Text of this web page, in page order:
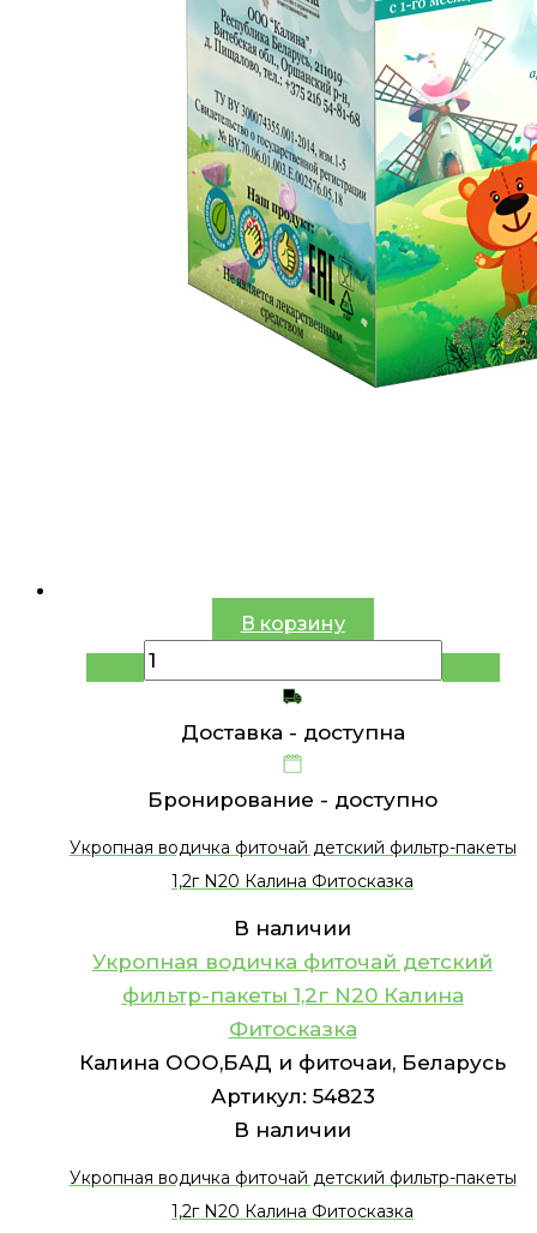
В корзину
Доставка - доступна
Бронирование - доступно
Укропная водичка фиточай детский фильтр-пакеты
1,2г N20 Калина Фитосказка
В наличии
Укропная водичка фиточай детский
фильтр-пакеты 1,2г N20 Калина
Фитосказка
Калина ООО,БАД и фиточаи, Беларусь
Артикул: 54823
В наличии
Укропная водичка фиточай детский фильтр-пакеты
1,2г N20 Калина Фитосказка